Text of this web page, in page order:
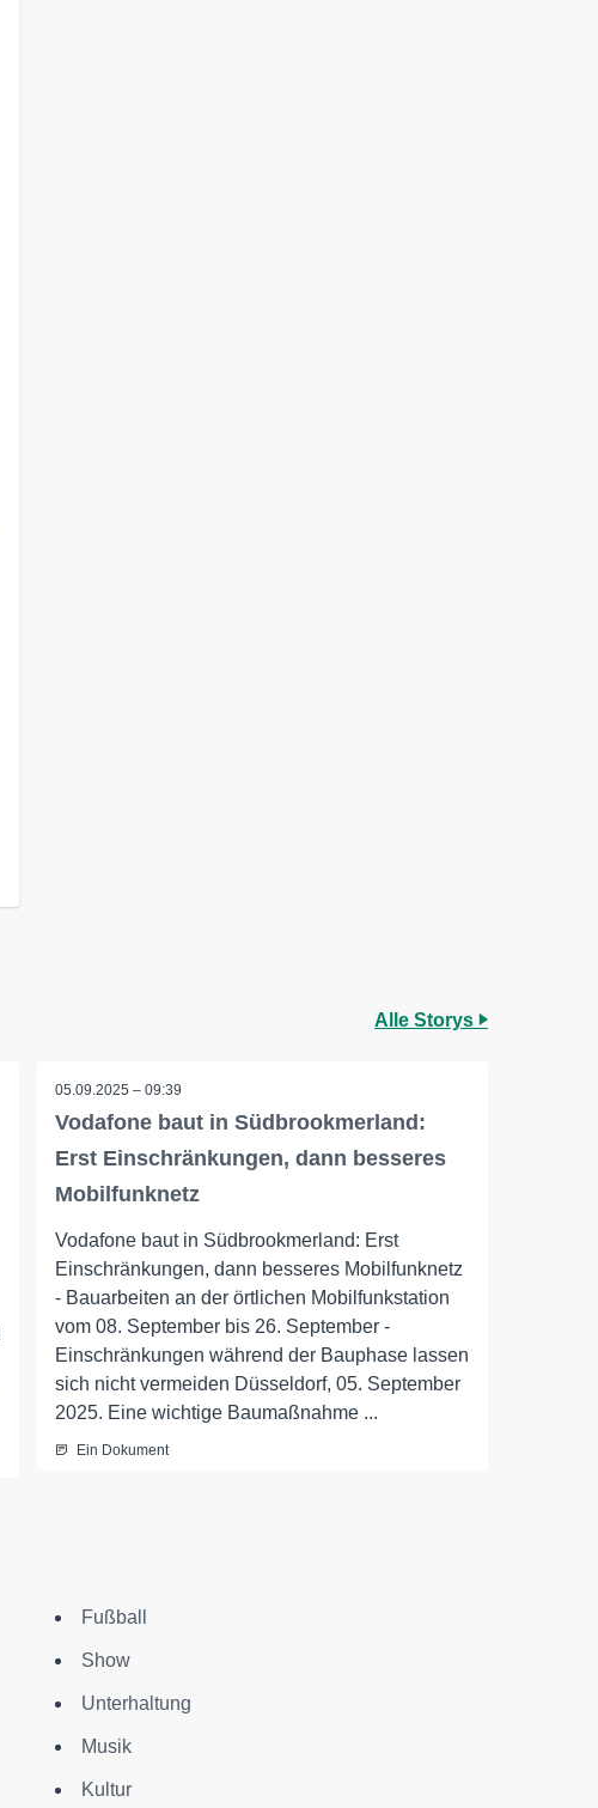
Alle Storys
05.09.2025 – 09:39
Vodafone baut in Südbrookmerland:
Erst Einschränkungen, dann besseres
Mobilfunknetz
Vodafone baut in Südbrookmerland: Erst
Einschränkungen, dann besseres Mobilfunknetz
- Bauarbeiten an der örtlichen Mobilfunkstation
vom 08. September bis 26. September -
Einschränkungen während der Bauphase lassen
sich nicht vermeiden Düsseldorf, 05. September
2025. Eine wichtige Baumaßnahme ...
Ein Dokument
Fußball
Show
Unterhaltung
Musik
Kultur